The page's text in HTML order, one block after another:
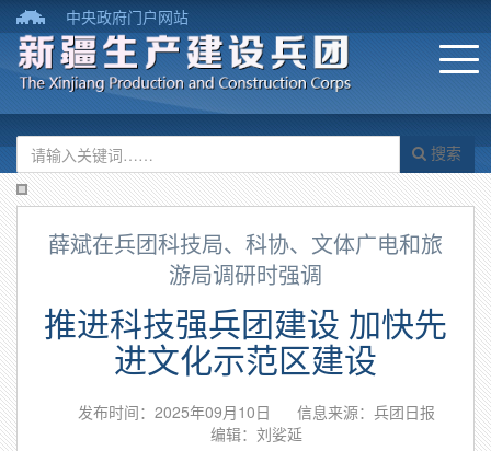
中央政府门户网站
搜索
薛斌在兵团科技局、科协、文体广电和旅
游局调研时强调
推进科技强兵团建设 加快先
进文化示范区建设
发布时间：2025年09月10日
信息来源：兵团日报
编辑：刘娑延